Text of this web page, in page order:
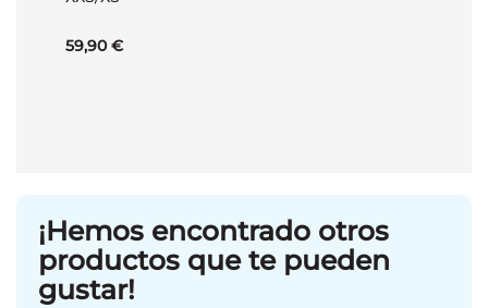
59,90 €
¡Hemos encontrado otros
productos que te pueden
gustar!